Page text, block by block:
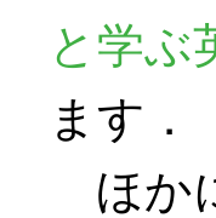
と学ぶ
ます．
ほか